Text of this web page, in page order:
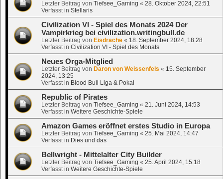
Letzter Beitrag von Tiefsee_Gaming « 28. Oktober 2024, 22:51
Verfasst in Stellaris
Civilization VI - Spiel des Monats 2024 Der
Vampirkrieg bei civilization.writingbull.de
Letzter Beitrag von Eisdrache « 18. September 2024, 18:28
Verfasst in Civilization VI - Spiel des Monats
Neues Orga-Mitglied
Letzter Beitrag von Daron von Weissenfels « 15. September
2024, 13:25
Verfasst in Blood Bull Liga & Pokal
Republic of Pirates
Letzter Beitrag von Tiefsee_Gaming « 21. Juni 2024, 14:53
Verfasst in Weitere Geschichte-Spiele
Amazon Games eröffnet erstes Studio in Europa
Letzter Beitrag von Tiefsee_Gaming « 25. Mai 2024, 14:47
Verfasst in Dies und das
Bellwright - Mittelalter City Builder
Letzter Beitrag von Tiefsee_Gaming « 25. April 2024, 15:18
Verfasst in Weitere Geschichte-Spiele